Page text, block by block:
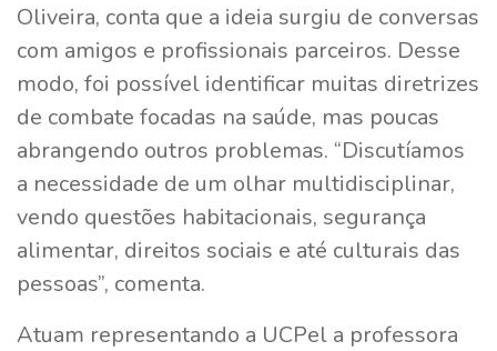
Oliveira, conta que a ideia surgiu de conversas
com amigos e profissionais parceiros. Desse
modo, foi possível identificar muitas diretrizes
de combate focadas na saúde, mas poucas
abrangendo outros problemas. “Discutíamos
a necessidade de um olhar multidisciplinar,
vendo questões habitacionais, segurança
alimentar, direitos sociais e até culturais das
pessoas”, comenta.
Atuam representando a UCPel a professora